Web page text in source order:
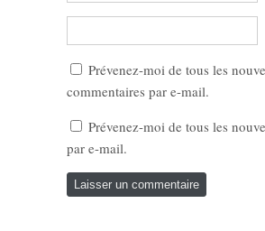
Prévenez-moi de tous les
commentaires par e-mail.
Prévenez-moi de tous les
par e-mail.